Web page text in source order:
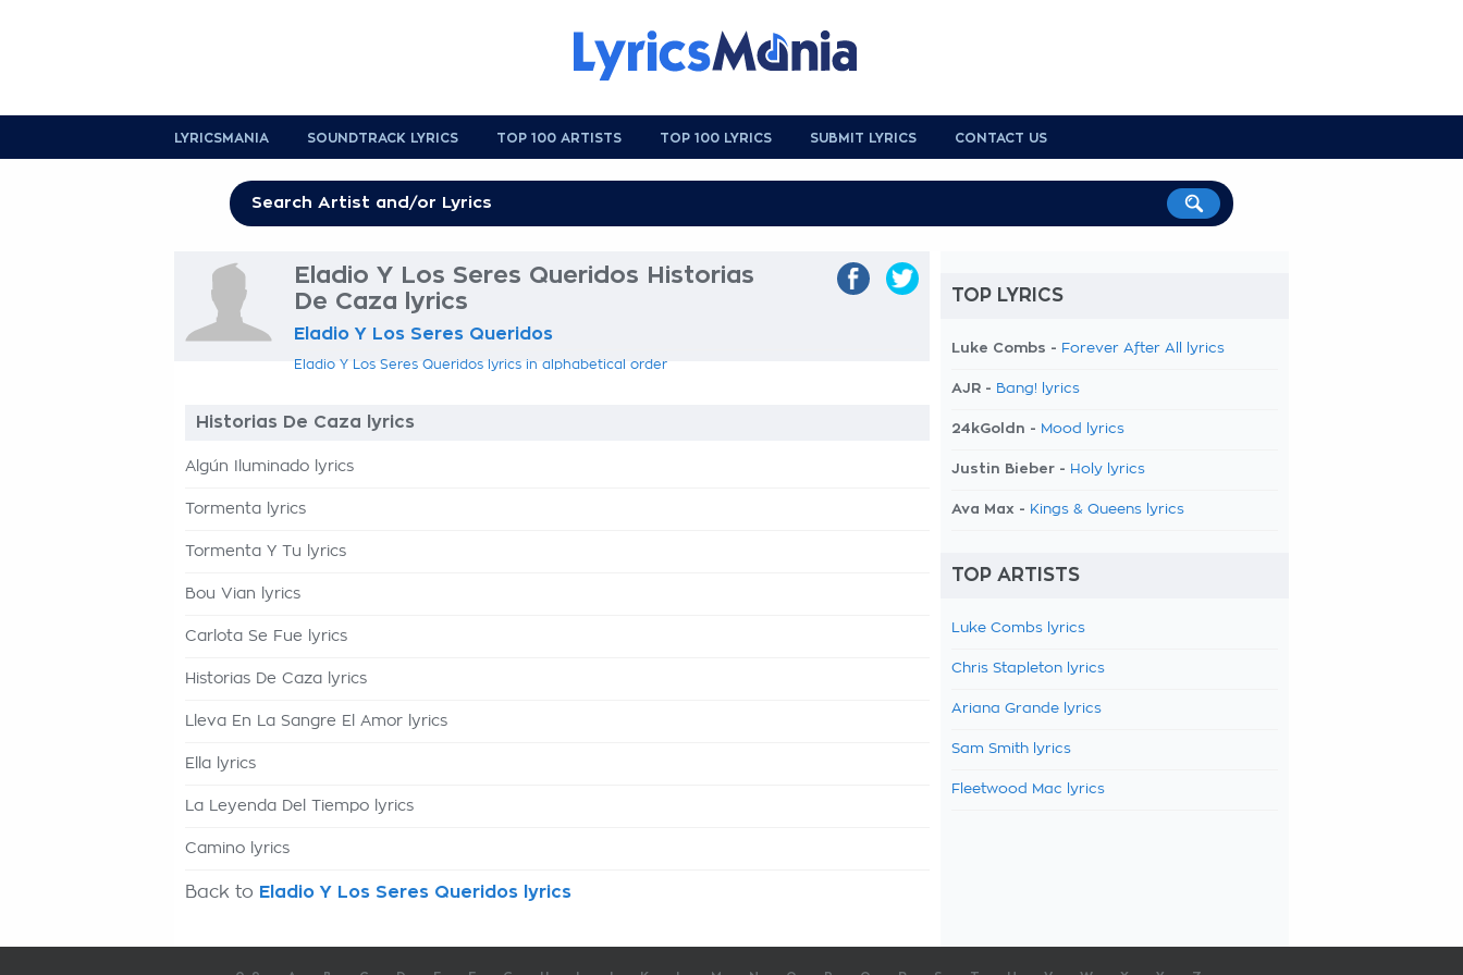
LYRICSMANIA SOUNDTRACK LYRICS TOP 100 ARTISTS TOP 100 LYRICS SUBMIT LYRICS CONTACT US
Eladio Y Los Seres Queridos Historias
De Caza lyrics
Eladio Y Los Seres Queridos
Eladio Y Los Seres Queridos lyrics in alphabetical order
Historias De Caza lyrics
Algún Iluminado lyrics
Tormenta lyrics
Tormenta Y Tu lyrics
Bou Vian lyrics
Carlota Se Fue lyrics
Historias De Caza lyrics
Lleva En La Sangre El Amor lyrics
Ella lyrics
La Leyenda Del Tiempo lyrics
Camino lyrics
Back to Eladio Y Los Seres Queridos lyrics
TOP LYRICS
Luke Combs - Forever After All lyrics
AJR - Bang! lyrics
24kGoldn - Mood lyrics
Justin Bieber - Holy lyrics
Ava Max - Kings & Queens lyrics
TOP ARTISTS
Luke Combs lyrics
Chris Stapleton lyrics
Ariana Grande lyrics
Sam Smith lyrics
Fleetwood Mac lyrics